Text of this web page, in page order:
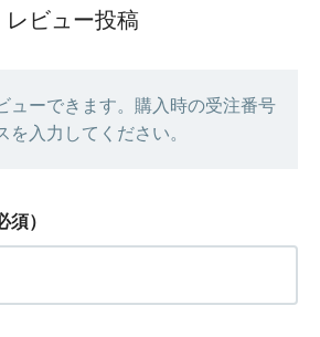
レビュー投稿
ューできます。購入時の受注番号
を入力してください。
須）